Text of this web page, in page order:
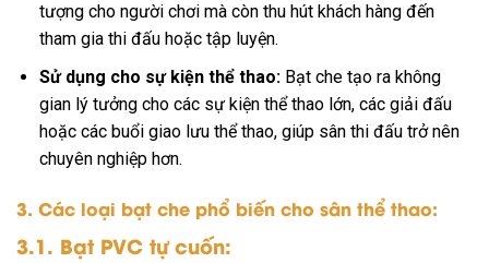
tượng cho người chơi mà còn thu hút khách hàng đến
tham gia thi đấu hoặc tập luyện.
Sử dụng cho sự kiện thể thao:Bạt che tạo ra không
gian lý tưởng cho các sự kiện thể thao lớn, các giải đấu
hoặc các buổi giao lưu thể thao, giúp sân thi đấu trở nên
chuyên nghiệp hơn.
3. Các loại bạt che phổ biến cho sân thể thao:
3.1. Bạt PVC tự cuốn: